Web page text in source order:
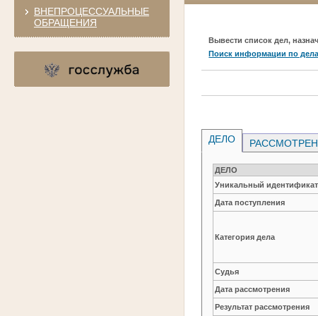
ВНЕПРОЦЕССУАЛЬНЫЕ
ОБРАЩЕНИЯ
Вывести список дел,
Поиск информации по
ДЕЛО
ДЕЛО
Уникальный
Дата поступления
Категория дела
Судья
Дата рассмотрения
Результат рассмотрения